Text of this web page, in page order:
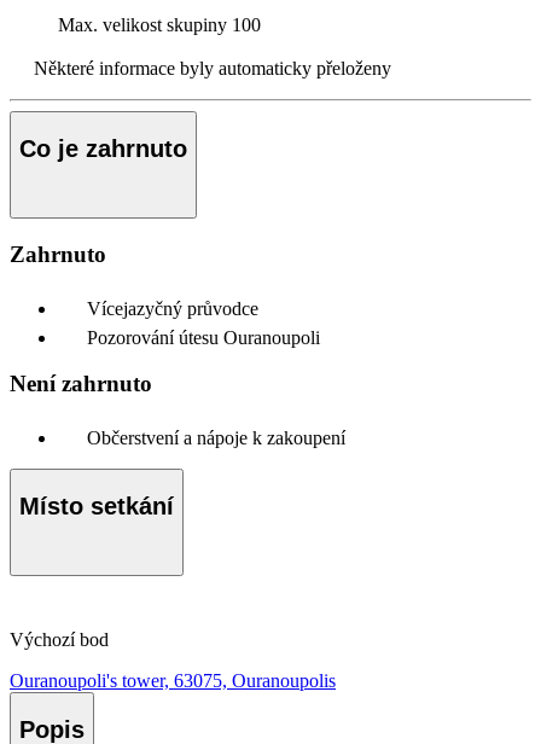
Max. velikost skupiny 100
Některé informace byly automaticky přeloženy
Co je zahrnuto
Zahrnuto
Vícejazyčný průvodce
Pozorování útesu Ouranoupoli
Není zahrnuto
Občerstvení a nápoje k zakoupení
Místo setkání
Výchozí bod
Ouranoupoli's tower, 63075, Ouranoupolis
Popis